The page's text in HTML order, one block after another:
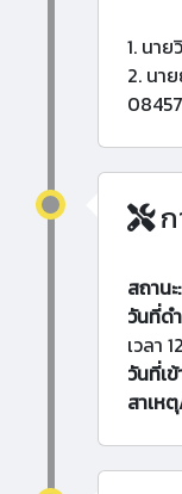
1. นา
2. นา
ก
สถานะ:
วันที่ด
เวลา
วันที่เ
สาเห